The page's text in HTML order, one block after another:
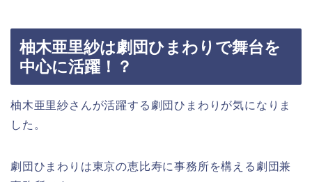
柚木亜里紗は劇団ひまわりで舞台を
中心に活躍！？
柚木亜里紗さんが活躍する劇団ひまわりが気になりま
した。
劇団ひまわりは東京の恵比寿に事務所を構える劇団兼